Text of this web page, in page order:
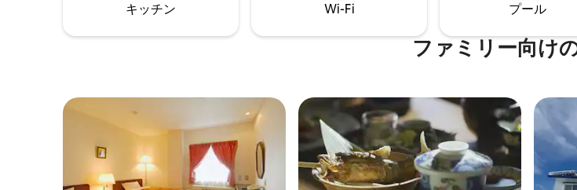
所 | 新潟県上保 第4-56号
キッチン Wi-Fi プール
ファミリー向⁠け⁠